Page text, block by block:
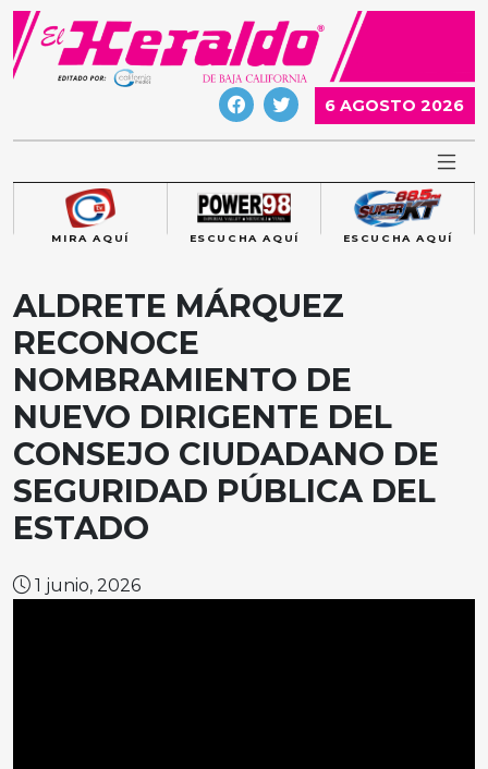
Skip
content
6 AGOSTO 2026
MIRA AQUÍ ESCUCHA AQUÍ ESCUCHA AQUÍ
ALDRETE MÁRQUEZ
RECONOCE
NOMBRAMIENTO DE
NUEVO DIRIGENTE DEL
CONSEJO CIUDADANO DE
SEGURIDAD PÚBLICA DEL
ESTADO
1 junio, 2026